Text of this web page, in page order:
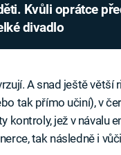
Kvůli oprátce
divadlo
A snad ještě větší
tak přímo učiní), v
kontroly, jež v návalu
tak následně i